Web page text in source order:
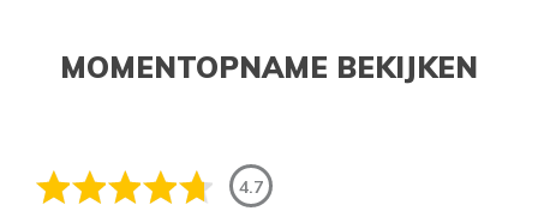
MOMENTOPNAME BEKIJKEN
4.7